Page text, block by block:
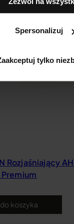
Spersonalizuj
tylko
Rozjaśniający
koszyka